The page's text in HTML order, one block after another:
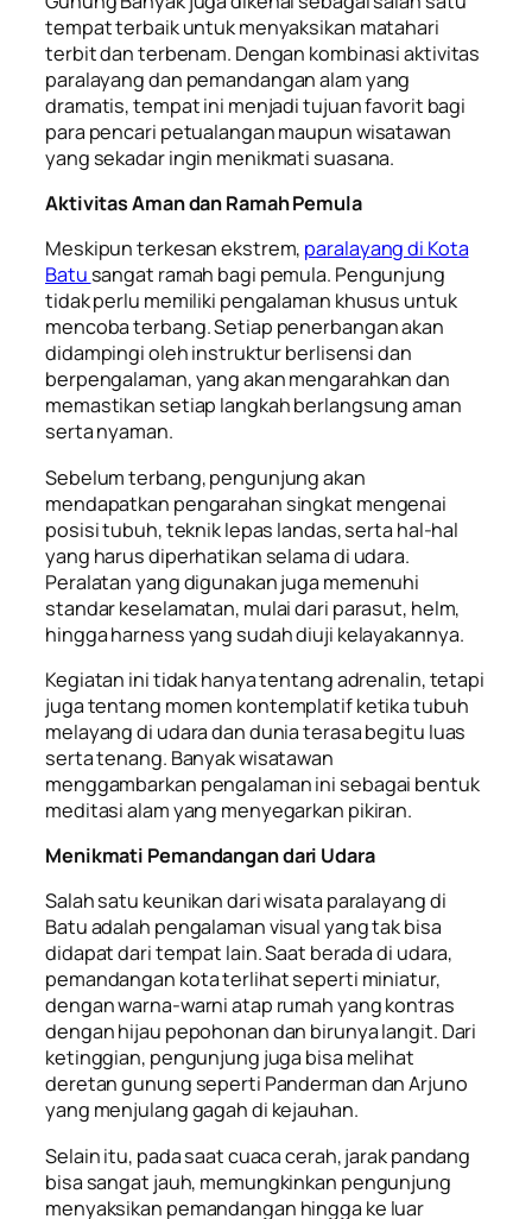
tempat terbaik untuk menyaksikan matahari
terbit dan terbenam. Dengan kombinasi aktivitas
paralayang dan pemandangan alam yang
dramatis, tempat ini menjadi tujuan favorit bagi
para pencari petualangan maupun wisatawan
yang sekadar ingin menikmati suasana.
Aktivitas Aman dan Ramah Pemula
Meskipun terkesan ekstrem, paralayang di Kota
Batu sangat ramah bagi pemula. Pengunjung
tidak perlu memiliki pengalaman khusus untuk
mencoba terbang. Setiap penerbangan akan
didampingi oleh instruktur berlisensi dan
berpengalaman, yang akan mengarahkan dan
memastikan setiap langkah berlangsung aman
serta nyaman.
Sebelum terbang, pengunjung akan
mendapatkan pengarahan singkat mengenai
posisi tubuh, teknik lepas landas, serta hal-hal
yang harus diperhatikan selama di udara.
Peralatan yang digunakan juga memenuhi
standar keselamatan, mulai dari parasut, helm,
hingga harness yang sudah diuji kelayakannya.
Kegiatan ini tidak hanya tentang adrenalin, tetapi
juga tentang momen kontemplatif ketika tubuh
melayang di udara dan dunia terasa begitu luas
serta tenang. Banyak wisatawan
menggambarkan pengalaman ini sebagai bentuk
meditasi alam yang menyegarkan pikiran.
Menikmati Pemandangan dari Udara
Salah satu keunikan dari wisata paralayang di
Batu adalah pengalaman visual yang tak bisa
didapat dari tempat lain. Saat berada di udara,
pemandangan kota terlihat seperti miniatur,
dengan warna-warni atap rumah yang kontras
dengan hijau pepohonan dan birunya langit. Dari
ketinggian, pengunjung juga bisa melihat
deretan gunung seperti Panderman dan Arjuno
yang menjulang gagah di kejauhan.
Selain itu, pada saat cuaca cerah, jarak pandang
bisa sangat jauh, memungkinkan pengunjung
menyaksikan pemandangan hingga ke luar